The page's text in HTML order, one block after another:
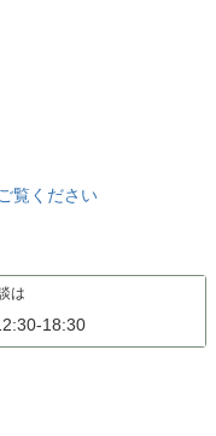
覧ください
は
18:30